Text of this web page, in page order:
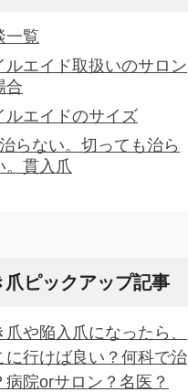
一覧
ルエイド取扱いのサロン
合
ルエイドのサイズ
らない。切っても治ら
。貫入爪
爪ピックアップ記事
爪や陥入爪になったら、
に行けば良い？何科で治
病院orサロン？名医？